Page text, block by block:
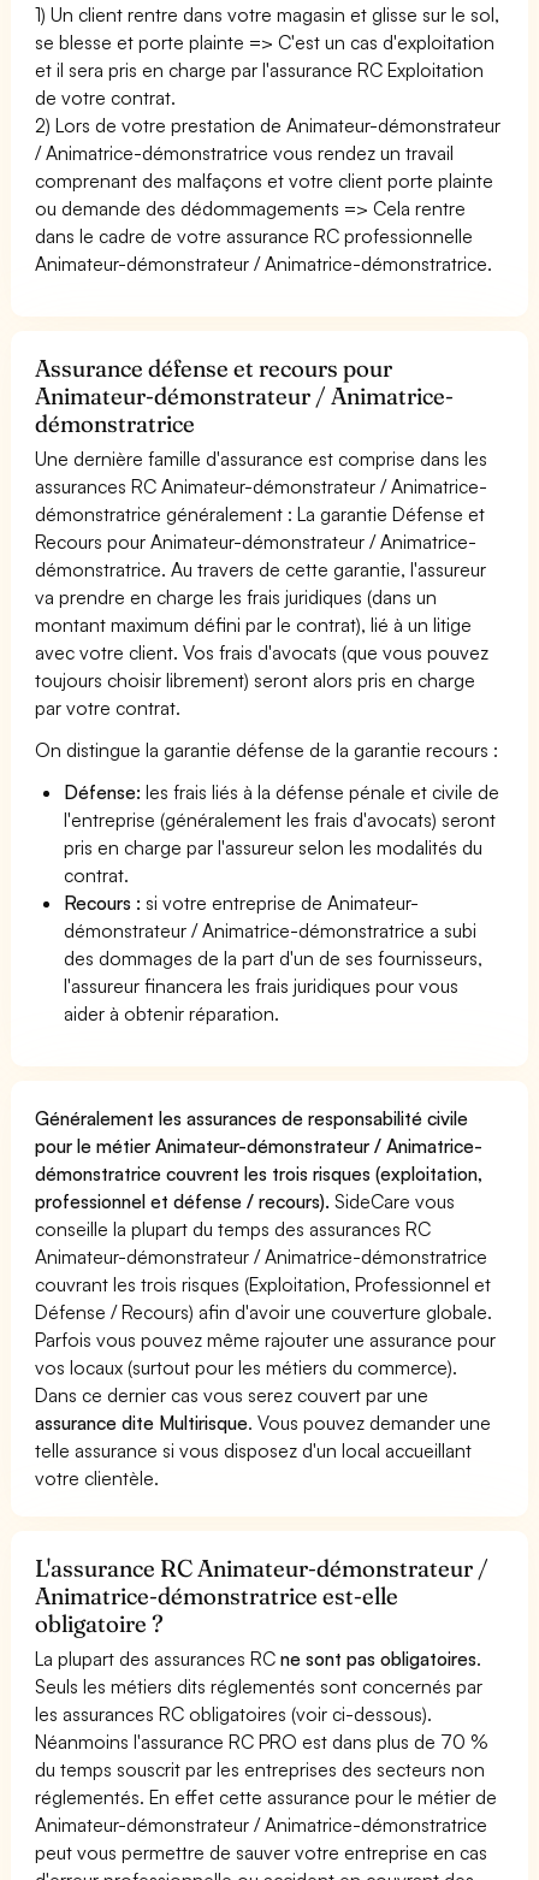
1) Un client rentre dans votre magasin et glisse sur le sol,
se blesse et porte plainte => C'est un cas d'exploitation
et il sera pris en charge par l'assurance RC Exploitation
de votre contrat.
2) Lors de votre prestation de Animateur-démonstrateur
/ Animatrice-démonstratrice vous rendez un travail
comprenant des malfaçons et votre client porte plainte
ou demande des dédommagements => Cela rentre
dans le cadre de votre assurance RC professionnelle
Animateur-démonstrateur / Animatrice-démonstratrice.
Assurance défense et recours pour
Animateur-démonstrateur / Animatrice-
démonstratrice
Une dernière famille d'assurance est comprise dans les
assurances RC Animateur-démonstrateur / Animatrice-
démonstratrice généralement : La garantie Défense et
Recours pour Animateur-démonstrateur / Animatrice-
démonstratrice. Au travers de cette garantie, l'assureur
va prendre en charge les frais juridiques (dans un
montant maximum défini par le contrat), lié à un litige
avec votre client. Vos frais d'avocats (que vous pouvez
toujours choisir librement) seront alors pris en charge
par votre contrat.
On distingue la garantie défense de la garantie recours :
Défense: les frais liés à la défense pénale et civile de
l'entreprise (généralement les frais d'avocats) seront
pris en charge par l'assureur selon les modalités du
contrat.
Recours : si votre entreprise de Animateur-
démonstrateur / Animatrice-démonstratrice a subi
des dommages de la part d'un de ses fournisseurs,
l'assureur financera les frais juridiques pour vous
aider à obtenir réparation.
Généralement les assurances de responsabilité civile
pour le métier Animateur-démonstrateur / Animatrice-
démonstratrice couvrent les trois risques (exploitation,
professionnel et défense / recours). SideCare vous
conseille la plupart du temps des assurances RC
Animateur-démonstrateur / Animatrice-démonstratrice
couvrant les trois risques (Exploitation, Professionnel et
Défense / Recours) afin d'avoir une couverture globale.
Parfois vous pouvez même rajouter une assurance pour
vos locaux (surtout pour les métiers du commerce).
Dans ce dernier cas vous serez couvert par une
assurance dite Multirisque. Vous pouvez demander une
telle assurance si vous disposez d'un local accueillant
votre clientèle.
L'assurance RC Animateur-démonstrateur /
Animatrice-démonstratrice est-elle
obligatoire ?
La plupart des assurances RCne sont pas obligatoires.
Seuls les métiers dits réglementés sont concernés par
les assurances RC obligatoires (voir ci-dessous).
Néanmoins l'assurance RC PRO est dans plus de 70 %
du temps souscrit par les entreprises des secteurs non
réglementés. En effet cette assurance pour le métier de
Animateur-démonstrateur / Animatrice-démonstratrice
peut vous permettre de sauver votre entreprise en cas